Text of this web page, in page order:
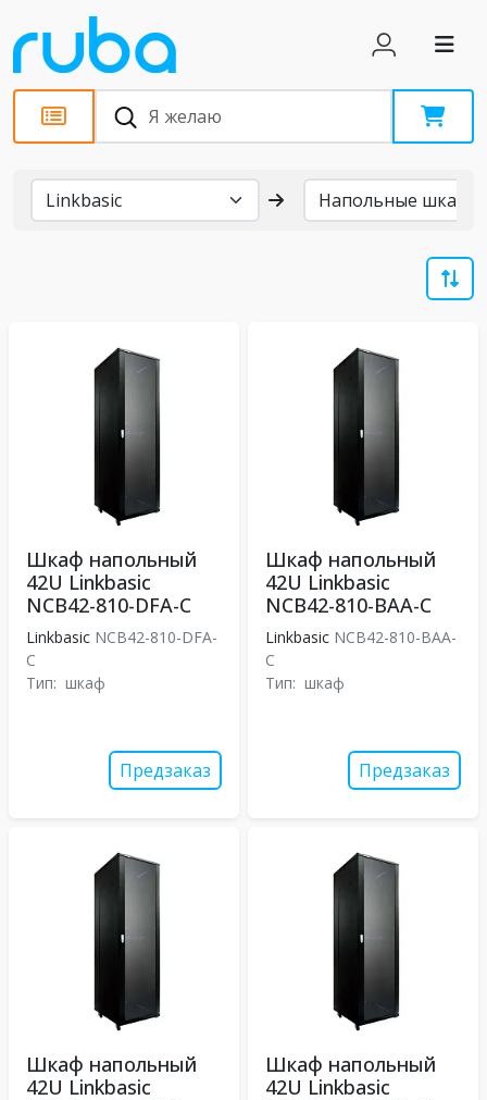
Бренды
Шкаф напольный
42U Linkbasic
NCB42-810-DFA-C
Linkbasic NCB42-810-DFA-
C
Тип: шкаф
Предзаказ
Шкаф напольный
42U Linkbasic
NCB42-810-BAA-C
Linkbasic NCB42-810-BAA-
C
Тип: шкаф
Предзаказ
Шкаф напольный
42U Linkbasic
Шкаф напольный
42U Linkbasic